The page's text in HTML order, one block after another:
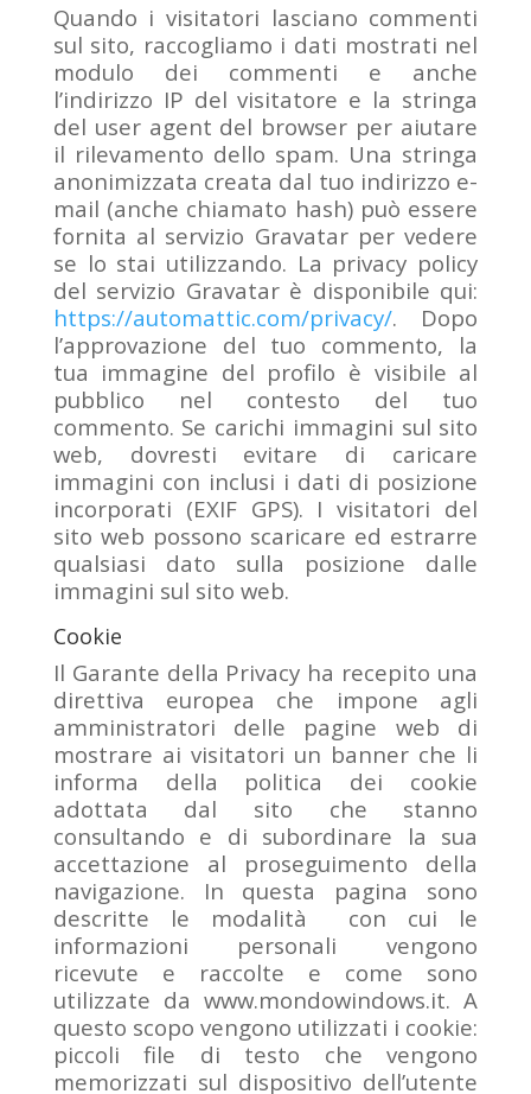
Quando i visitatori lasciano commenti
sul sito, raccogliamo i dati mostrati nel
modulo dei commenti e anche
l’indirizzo IP del visitatore e la stringa
del user agent del browser per aiutare
il rilevamento dello spam. Una stringa
anonimizzata creata dal tuo indirizzo e-
mail (anche chiamato hash) può essere
fornita al servizio Gravatar per vedere
se lo stai utilizzando. La privacy policy
del servizio Gravatar è disponibile qui:
https://automattic.com/privacy/. Dopo
l’approvazione del tuo commento, la
tua immagine del profilo è visibile al
pubblico nel contesto del tuo
commento. Se carichi immagini sul sito
web, dovresti evitare di caricare
immagini con inclusi i dati di posizione
incorporati (EXIF GPS). I visitatori del
sito web possono scaricare ed estrarre
qualsiasi dato sulla posizione dalle
immagini sul sito web.
Cookie
Il Garante della Privacy ha recepito una
direttiva europea che impone agli
amministratori delle pagine web di
mostrare ai visitatori un banner che li
informa della politica dei cookie
adottata dal sito che stanno
consultando e di subordinare la sua
accettazione al proseguimento della
navigazione. In questa pagina sono
descritte le modalità con cui le
informazioni personali vengono
ricevute e raccolte e come sono
utilizzate da www.mondowindows.it. A
questo scopo vengono utilizzati i cookie:
piccoli file di testo che vengono
memorizzati sul dispositivo dell’utente